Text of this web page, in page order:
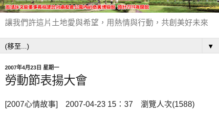
讓我們許這片土地愛與希望，用熱情與行動，共創美好未來
▼
2007年4月23日 星期一
勞動節表揚大會
[2007心情故事] 2007-04-23 15：37 瀏覽人次(1588)